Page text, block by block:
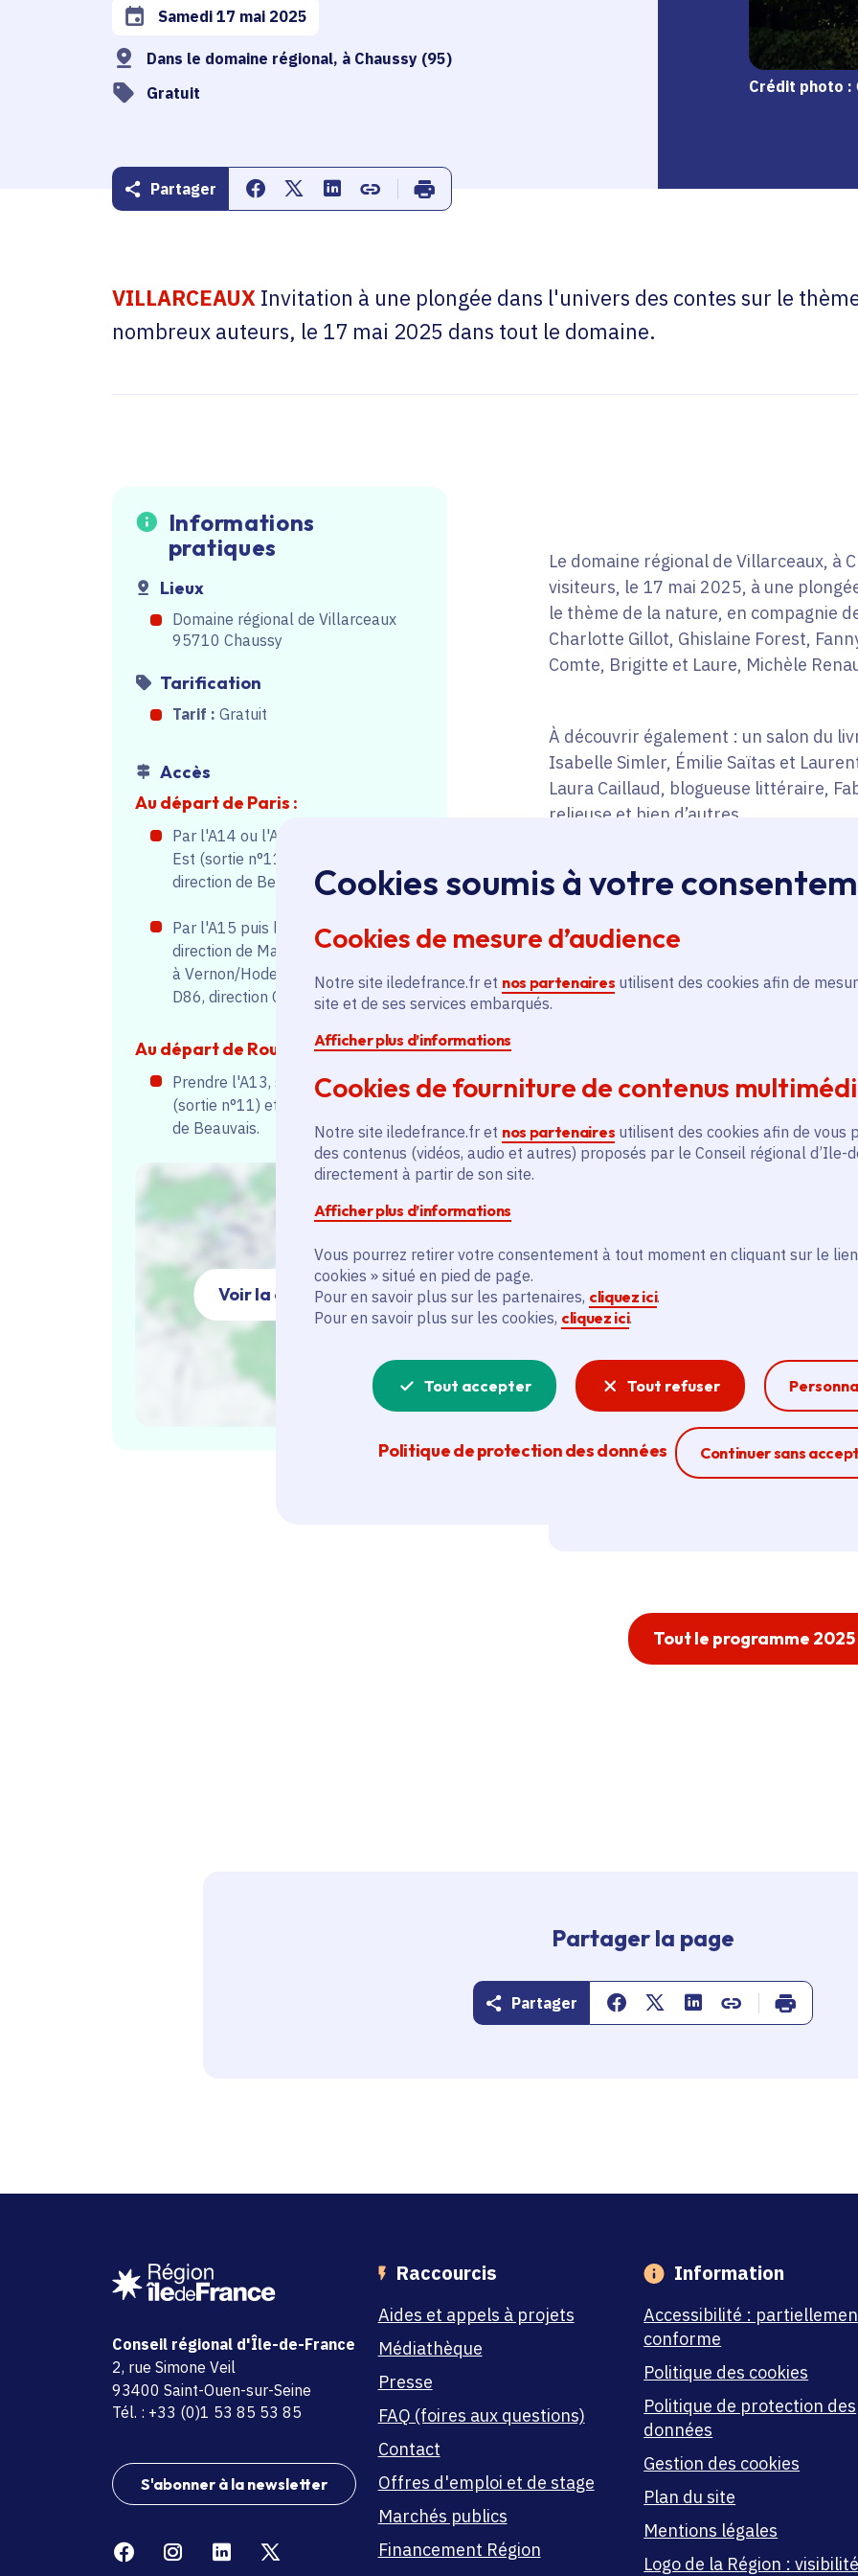
Cookies soumis à votre
Cookies de mesure d’audience
Notre site iledefrance.fr et nos partenaires utilisent des cookies afin de
site et de ses services embarqués.
Afficher plus d’informations
Cookies de fourniture de contenus
Notre site iledefrance.fr et nos partenaires utilisent des cookies afin de vous
des contenus (vidéos, audio et autres) proposés par le Conseil régional d’Ile-
directement à partir de son site.
Afficher plus d’informations
Vous pourrez retirer votre consentement à tout moment en cliquant sur le
cookies » situé en pied de page.
Pour en savoir plus sur les partenaires, cliquez ici.
Pour en savoir plus sur les cookies, cliquez ici.
Tout accepter Tout refuser
Politique de protection des données Continuer sans
Ferme la
Date de l'arrêté
Samedi 17 mai 2025
Dans le domaine régional, à Chaussy (95)
Gratuit
Partager Partager sur Facebook
Partager sur Twitter
Partager sur Linkedin
Copier dans le presse-papier
Imprimer
Crédit photo :
VILLARCEAUX Invitation à une plongée dans l'univers des contes sur le
nombreux auteurs, le 17 mai 2025 dans tout le domaine.
Informations
pratiques
Lieux
Domaine régional de Villarceaux
95710 Chaussy
Tarification
Tarif : Gratuit
Accès
Au départ de Paris :
Par l'A14 ou l'A13, sortir à Mantes
Est (sortie n°11) et suivre la
direction de Beauvais.
Par l'A15 puis la N14, suivre la
direction de Magny-en-Vexin, sortir
à Vernon/Hodent et continuer sur la
D86, direction Chaussy.
Au départ de Rouen :
Prendre l'A13, sortir à Mantes Est
(sortie n°11) et suivre la direction
de Beauvais.
Voir la carte
Le domaine régional de Villarceaux, à
visiteurs, le 17 mai 2025, à une
le thème de la nature, en compagnie
Charlotte Gillot, Ghislaine Forest,
Comte, Brigitte et Laure, Michèle
À découvrir également : un salon du
Isabelle Simler, Émilie Saïtas et
Laura Caillaud, blogueuse littéraire,
relieuse et bien d’autres.
En collaboration avec l’association
Crédit photo :
De 11h à 19h. Gratuit. Dans tout
Tout le programme
Partager la page
Partager Partager sur Facebook
Partager sur Twitter
Partager sur Linkedin
Copier dans le
Imprimer
Conseil régional d'Île-de-France
adresse
2, rue Simone Veil
code postal et commune
93400 Saint-Ouen-sur-Seine
Tél. : +33 (0)1 53 85 53 85
S'abonner à la newsletter
FacebookInstagramLinkedin
Raccourcis
Aides et appels à projets
Médiathèque
Presse
FAQ (foires aux questions)
Contact
Offres d'emploi et de stage
Marchés publics
Financement Région
Information
Accessibilité :
conforme
Politique des cookies
Politique de protection des
données
Gestion des cookies
Plan du site
Mentions légales
Logo de la Région :